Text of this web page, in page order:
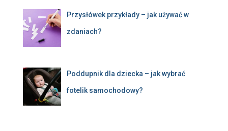
Przysłówek przykłady – jak używać w
zdaniach?
Poddupnik dla dziecka – jak wybrać
fotelik samochodowy?